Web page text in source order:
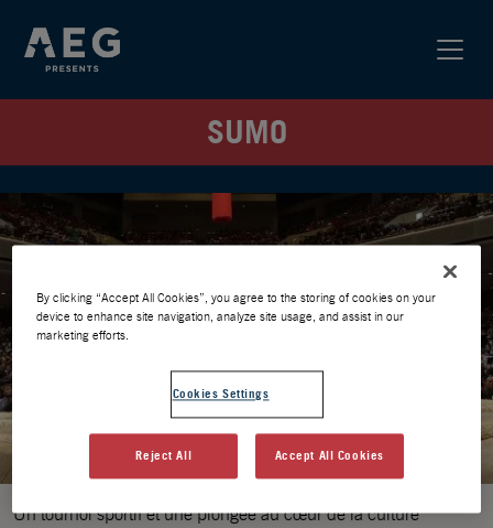
SUMO
Un tournoi sportif et une plongée au cœur de la culture
By clicking “Accept All Cookies”, you agree to the storing of cookies on your
device to enhance site navigation, analyze site usage, and assist in our
marketing efforts.
Cookies Settings
Reject All Accept All Cookies